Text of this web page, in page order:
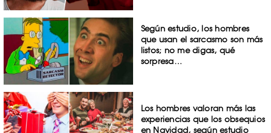
Según estudio, los hombres
que usan el sarcasmo son más
listos; no me digas, qué
sorpresa…
Los hombres valoran más las
experiencias que los obsequios
en Navidad, según estudio